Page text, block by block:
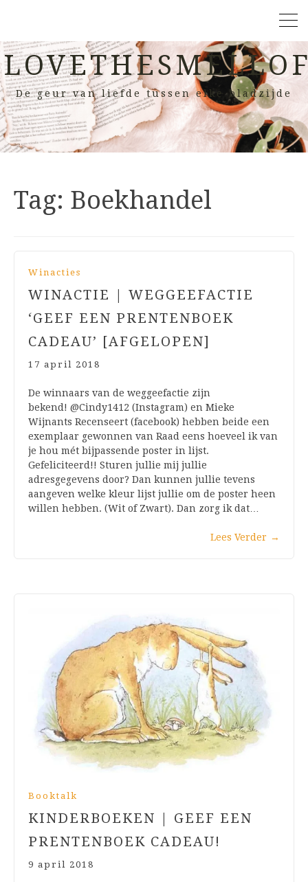
De geur van liefde tussen elke bladzijde
Tag: Boekhandel
Winacties
WINACTIE | WEGGEEFACTIE
‘GEEF EEN PRENTENBOEK
CADEAU’ [AFGELOPEN]
17 april 2018
De winnaars van de weggeefactie zijn
bekend! @Cindy1412 (Instagram) en Mieke
Wijnants Recenseert (facebook) hebben beide een
exemplaar gewonnen van Raad eens hoeveel ik van
je hou mét bijpassende poster in lijst.
Gefeliciteerd!! Sturen jullie mij jullie
adresgegevens door? Dan kunnen jullie tevens
aangeven welke kleur lijst jullie om de poster heen
willen hebben. (Wit of Zwart). Dan zorg ik dat…
Lees Verder →
Booktalk
KINDERBOEKEN | GEEF EEN
PRENTENBOEK CADEAU!
9 april 2018